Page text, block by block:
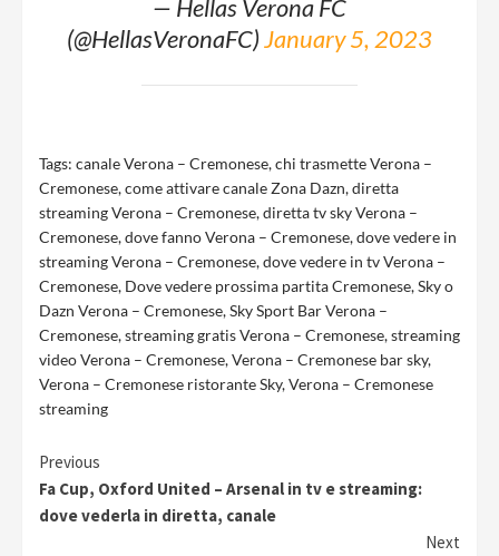
— Hellas Verona FC
(@HellasVeronaFC)January 5, 2023
Tags: canale Verona – Cremonese,chi trasmette Verona –
Cremonese,come attivare canale Zona Dazn,diretta
streaming Verona – Cremonese,diretta tv sky Verona –
Cremonese,dove fanno Verona – Cremonese,dove vedere in
streaming Verona – Cremonese,dove vedere in tv Verona –
Cremonese, Dove vedere prossima partita Cremonese,Sky o
Dazn Verona – Cremonese,Sky Sport Bar Verona –
Cremonese,streaming gratis Verona – Cremonese,streaming
video Verona – Cremonese,Verona – Cremonese bar sky,
Verona – Cremonese ristorante Sky,Verona – Cremonese
streaming
Continue
Reading
Previous
Fa Cup, Oxford United – Arsenal in tv e streaming:
dove vederla in diretta, canale
Next